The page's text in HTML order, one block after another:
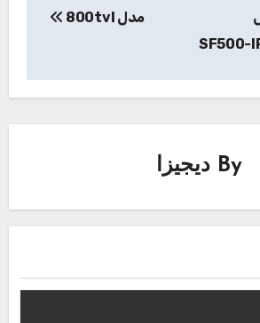
SF500-
مدل 800tvl
By دیجیزا